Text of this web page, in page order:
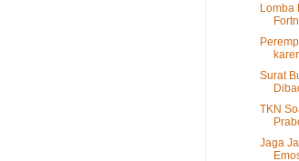
Lomba
Surat
TKN
Jaga